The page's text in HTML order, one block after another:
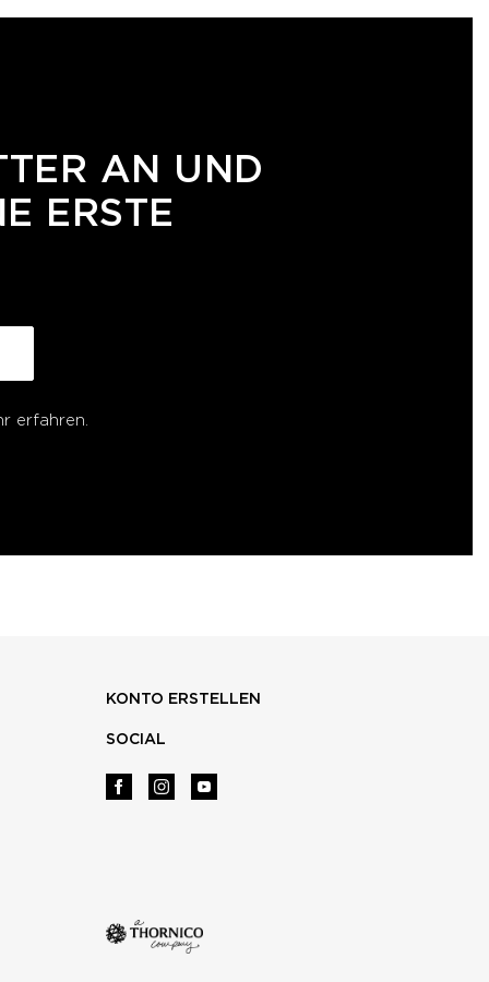
AN UND
ERSTE
erfahren.
KONTO ERSTELLEN
SOCIAL